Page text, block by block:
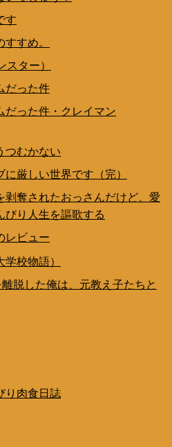
す
すめ。
スター）
だった件
だった件・クレイマン
つむかない
厳しい世界です（完）
剥奪されたおっさんだけど、愛
びり人生を謳歌する
レビュー
校物語）
脱した俺は、元教え子たちと
り肉食日誌